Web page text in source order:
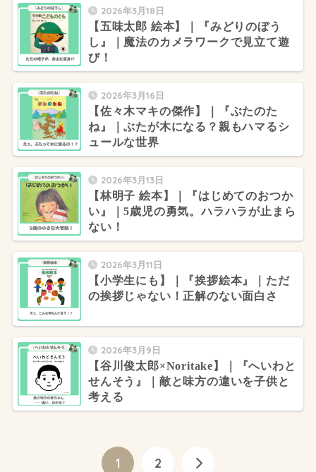
2026年3月18日
【五味太郎 絵本】｜『みどりのぼう
し』｜魔法のカメラワークで見立て遊
び！
2026年3月16日
【佐々木マキの傑作】｜『ぶたのた
ね』｜ぶたが木になる？親もハマるシ
ュールな世界
2026年3月13日
【林明子 絵本】｜『はじめてのおつか
い』｜5歳児の勇気。ハラハラが止まら
ない！
2026年3月11日
【小学生にも】｜『挨拶絵本』｜ただ
の挨拶じゃない！正解のない面白さ
2026年3月9日
【谷川俊太郎×Noritake】｜『へいわと
せんそう』｜敵と味方の違いを子供と
考える
1 2